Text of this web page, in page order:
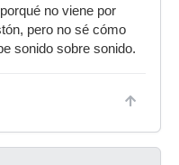
no viene por
pero no sé cómo
sonido sobre sonido.